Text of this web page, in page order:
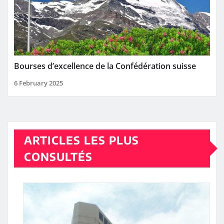
Bourses d’excellence de la Confédération suisse
6 February 2025
ARTICLES LES PLUS
CONSULTÉS